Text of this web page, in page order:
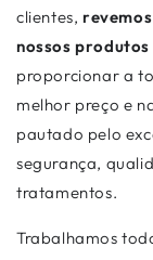
clientes,
nossos produtos
proporcionar a
melhor preço e
pautado pelo
segurança,
tratamentos.
Trabalhamos